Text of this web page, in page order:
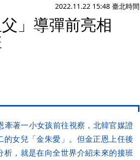
2022.11.22 15:48 臺北時間
」導彈前亮相
著一小女孩前往視察，北韓官媒證
女兒「金朱愛」。但金正恩上任後
，就是在向全世界介紹未來的接班